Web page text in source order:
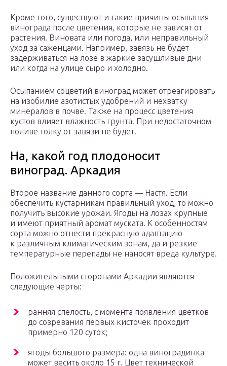
Кроме того, существуют и такие причины осыпания
винограда после цветения, которые не зависят от
растения. Виновата или погода, или неправильный
уход за саженцами. Например, завязь не будет
задерживаться на лозе в жаркие засушливые дни
или когда на улице сыро и холодно.
Осыпанием соцветий виноград может отреагировать
на изобилие азотистых удобрений и нехватку
минералов в почве. Также на процесс цветения
кустов влияет влажность грунта. При недостаточном
поливе толку от завязи не будет.
На, какой год плодоносит
виноград. Аркадия
Второе название данного сорта — Настя. Если
обеспечить кустарникам правильный уход, то можно
получить высокие урожаи. Ягоды на лозах крупные
и имеют приятный аромат муската. К особенностям
сорта можно отнести прекрасную адаптацию
к различным климатическим зонам, да и резкие
температурные перепады не наносят вреда культуре.
Положительными сторонами Аркадии являются
следующие черты:
ранняя спелость, с момента появления цветков
до созревания первых кисточек проходит
примерно 120 суток;
ягоды большого размера: одна виноградинка
может весить около 15 г. Цвет технической